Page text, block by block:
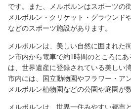
です。また、メルボルンはスポーツの
メルボルン・クリケット・グラウンド
などのスポーツ施設があります。
メルボルンは、美しい自然に囲まれた
ン市内から電車で約1時間のところに
は、世界遺産に登録されている美しい
市内には、国立動物園やフラワー・ア
メルボルン植物園などの公園や庭園が
メルボルンは、世界一住みやすい都市